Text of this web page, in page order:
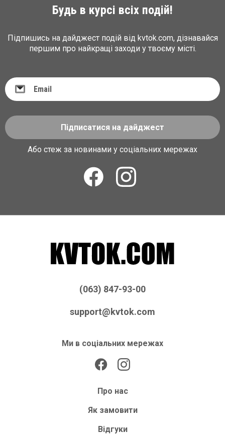
Будь в курсі всіх подій!
Підпишись на дайджест подій від kvtok.com, дізнавайся
першим про найкращі заходи у твоєму місті.
Підписатися на дайджест
Або стеж за новинами у соціальних мережах
(063) 847-93-00
support@kvtok.com
Ми в соціальних мережах
Про нас
Як замовити
Відгуки